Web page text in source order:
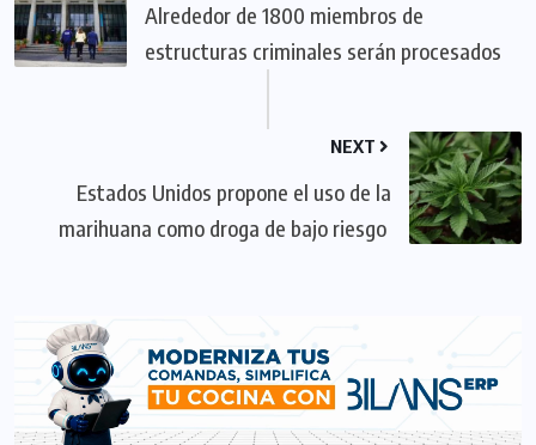
Alrededor de 1800 miembros de
estructuras criminales serán procesados
NEXT
Estados Unidos propone el uso de la
marihuana como droga de bajo riesgo